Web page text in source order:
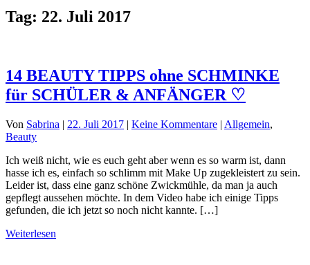
Tag: 22. Juli 2017
14 BEAUTY TIPPS ohne SCHMINKE
für SCHÜLER & ANFÄNGER ♡
Von Sabrina | 22. Juli 2017 | Keine Kommentare | Allgemein,
Beauty
Ich weiß nicht, wie es euch geht aber wenn es so warm ist, dann
hasse ich es, einfach so schlimm mit Make Up zugekleistert zu sein.
Leider ist, dass eine ganz schöne Zwickmühle, da man ja auch
gepflegt aussehen möchte. In dem Video habe ich einige Tipps
gefunden, die ich jetzt so noch nicht kannte. […]
Weiterlesen